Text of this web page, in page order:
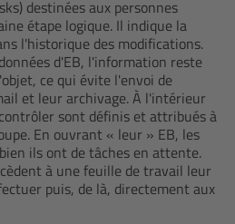
destinées aux personnes
étape logique. Il indique la
l'historique des modifications.
d'EB, l'information reste
ce qui évite l'envoi de
et leur archivage. À l'intérieur
sont définis et attribués à
En ouvrant « leur » EB, les
ils ont de tâches en attente.
à une feuille de travail leur
puis, de là, directement aux